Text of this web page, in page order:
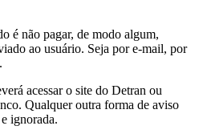
é não pagar, de modo algum,
ao usuário. Seja por e-mail, por
acessar o site do Detran ou
Qualquer outra forma de aviso
ignorada.